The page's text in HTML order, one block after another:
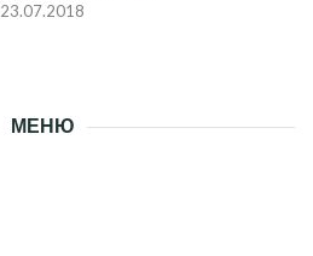
23.07.2018
МЕНЮ